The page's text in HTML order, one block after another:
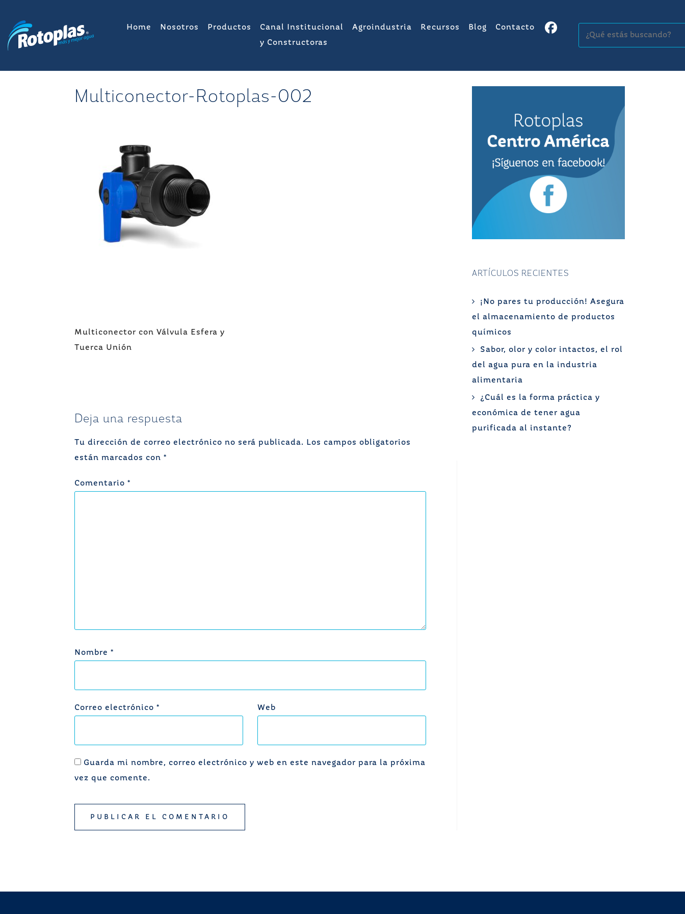
contenido
Home Nosotros Productos
Canal Institucional
y Constructoras
Agroindustria Recursos Blog Contacto Buscar:
Multiconector-Rotoplas-002
Navegación
de
Multiconector con Válvula Esfera y
Tuerca Unión
Deja una respuesta
Tu dirección de correo electrónico no será publicada.
Los campos obligatorios
están marcados con *
Comentario *
Nombre *
Correo electrónico * Web
Guarda mi nombre, correo electrónico y web en este navegador para la próxima
vez que comente.
ARTÍCULOS RECIENTES
¡No pares tu producción! Asegura
el almacenamiento de productos
químicos
Sabor, olor y color intactos, el rol
del agua pura en la industria
alimentaria
¿Cuál es la forma práctica y
económica de tener agua
purificada al instante?